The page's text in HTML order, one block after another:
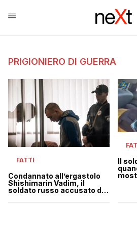
PRIGIONIERO DI GUERRA
FATTI
Condannato all’ergastolo
Shishimarin Vadim, il
soldato russo accusato di
Il